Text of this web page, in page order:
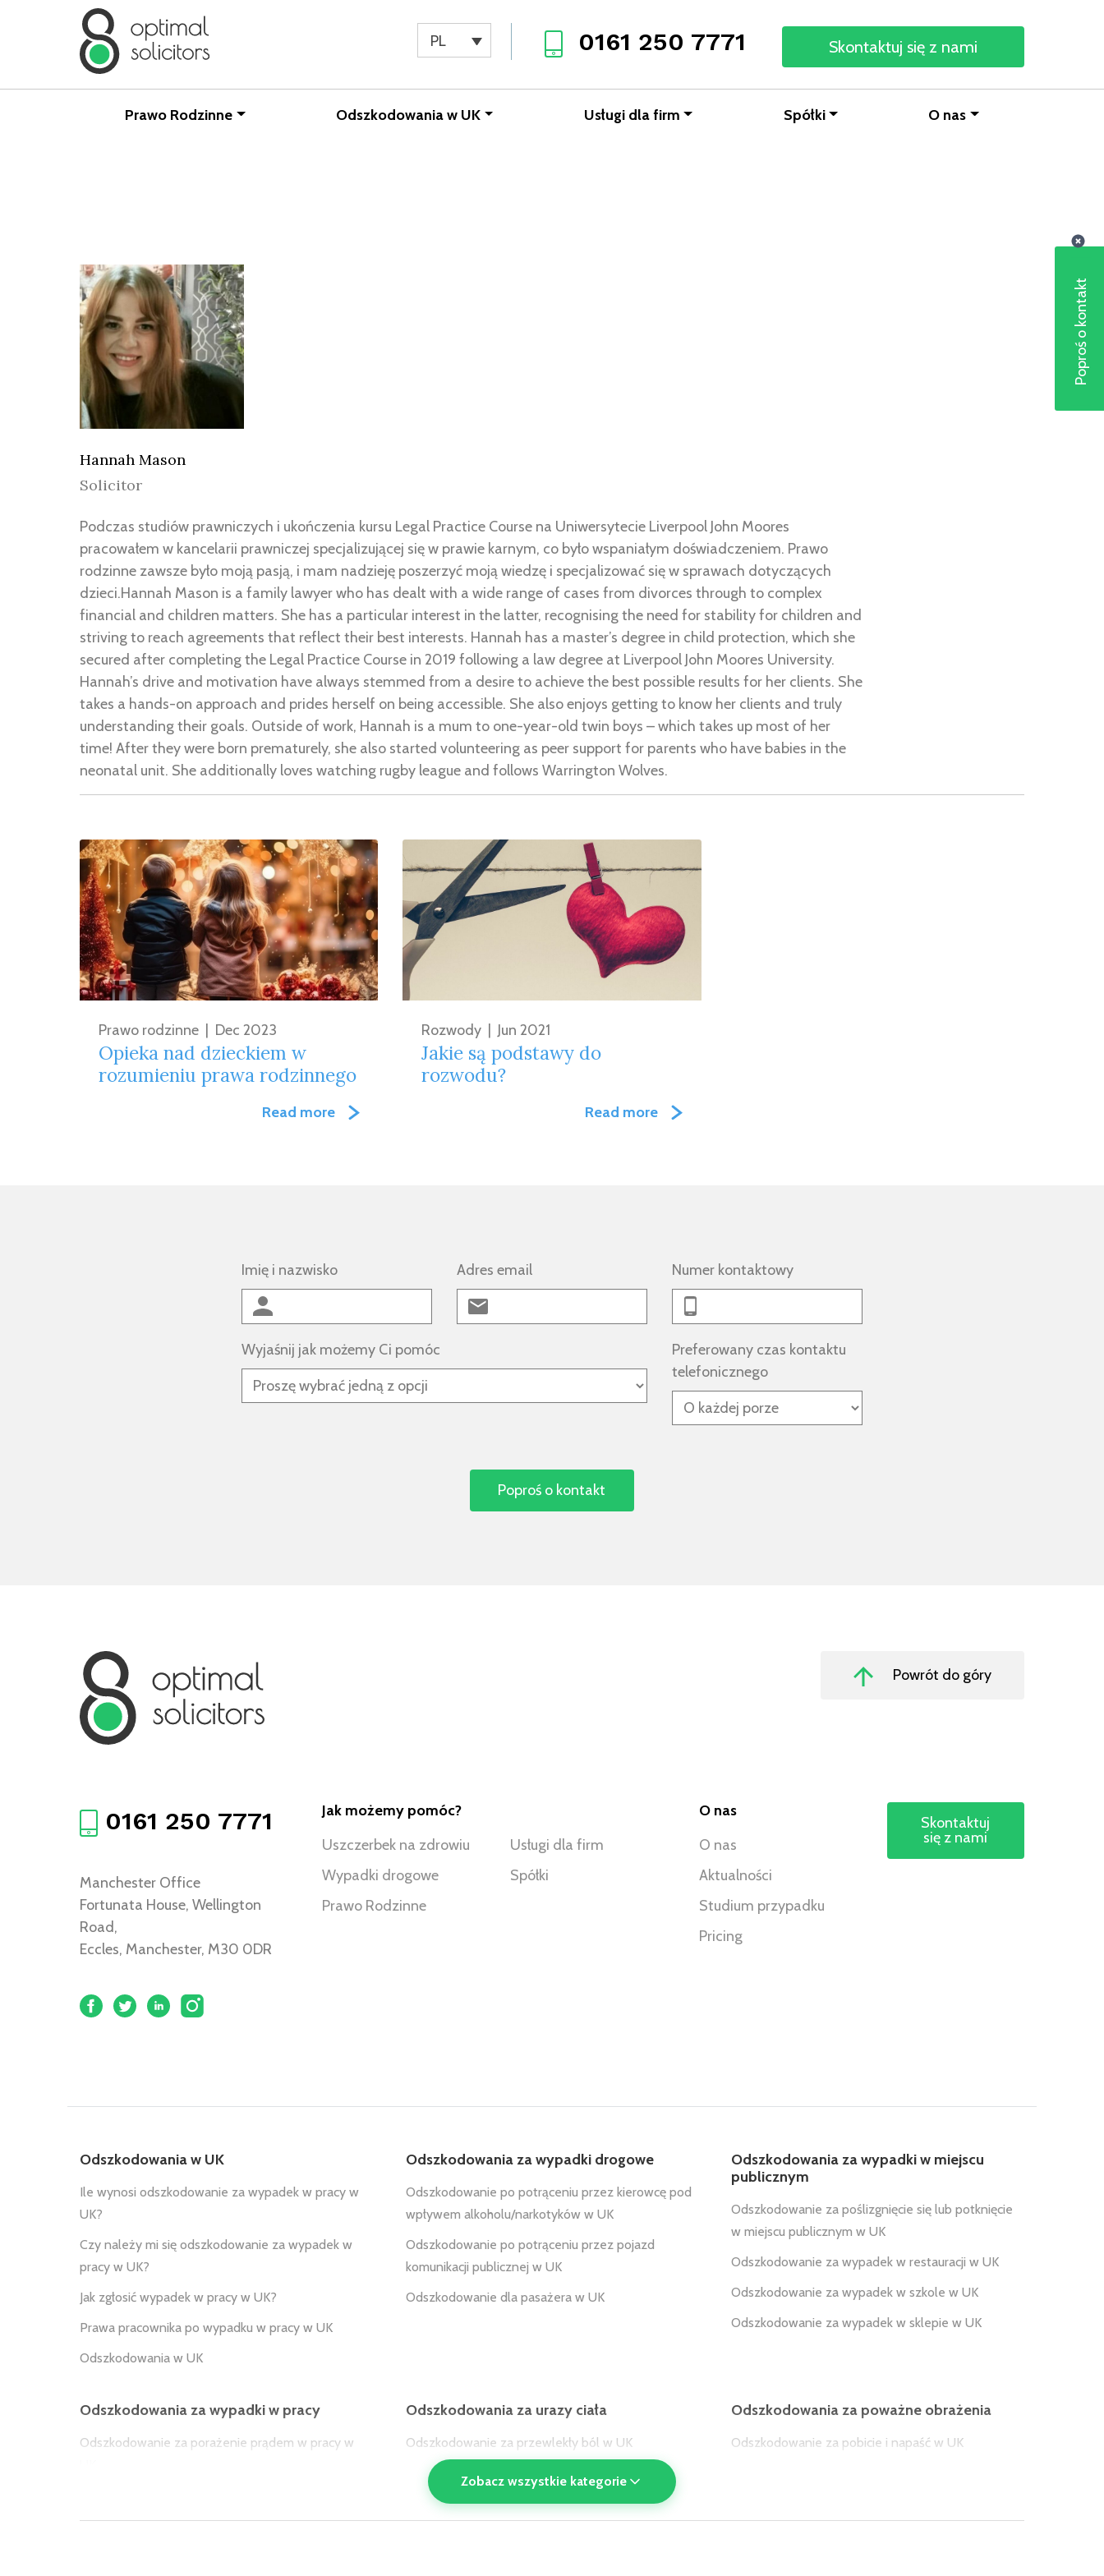
0161 250 7771 Skontaktuj się z nami
PL
Prawo Rodzinne Odszkodowania w UK Usługi dla firm Spółki O nas
Hannah Mason
Solicitor
Podczas studiów prawniczych i ukończenia kursu Legal Practice Course na Uniwersytecie Liverpool John Moores
pracowałem w kancelarii prawniczej specjalizującej się w prawie karnym, co było wspaniałym doświadczeniem. Prawo
rodzinne zawsze było moją pasją, i mam nadzieję poszerzyć moją wiedzę i specjalizować się w sprawach dotyczących
dzieci.Hannah Mason is a family lawyer who has dealt with a wide range of cases from divorces through to complex
financial and children matters. She has a particular interest in the latter, recognising the need for stability for children and
striving to reach agreements that reflect their best interests. Hannah has a master’s degree in child protection, which she
secured after completing the Legal Practice Course in 2019 following a law degree at Liverpool John Moores University.
Hannah’s drive and motivation have always stemmed from a desire to achieve the best possible results for her clients. She
takes a hands-on approach and prides herself on being accessible. She also enjoys getting to know her clients and truly
understanding their goals. Outside of work, Hannah is a mum to one-year-old twin boys – which takes up most of her
time! After they were born prematurely, she also started volunteering as peer support for parents who have babies in the
neonatal unit. She additionally loves watching rugby league and follows Warrington Wolves.
Prawo rodzinne| Dec 2023
Opieka nad dzieckiem w
rozumieniu prawa rodzinnego
Read more
Rozwody| Jun 2021
Jakie są podstawy do
rozwodu?
Read more
Imię i nazwisko Adres email Numer kontaktowy
Wyjaśnij jak możemy Ci pomóc
Preferowany czas kontaktu
telefonicznego
Powrót do góry
0161 250 7771
Manchester Office
Fortunata House, Wellington
Road,
Eccles, Manchester, M30 0DR
Jak możemy pomóc?
Uszczerbek na zdrowiu
Wypadki drogowe
Prawo Rodzinne
Usługi dla firm
Spółki
O nas
O nas
Aktualności
Studium przypadku
Pricing
Skontaktuj
się z nami
Odszkodowania w UK
Ile wynosi odszkodowanie za wypadek w pracy w
UK?
Czy należy mi się odszkodowanie za wypadek w
pracy w UK?
Jak zgłosić wypadek w pracy w UK?
Prawa pracownika po wypadku w pracy w UK
Odszkodowania w UK
Odszkodowania za wypadki drogowe
Odszkodowanie po potrąceniu przez kierowcę pod
wpływem alkoholu/narkotyków w UK
Odszkodowanie po potrąceniu przez pojazd
komunikacji publicznej w UK
Odszkodowanie dla pasażera w UK
Odszkodowania za wypadki w miejscu
publicznym
Odszkodowanie za poślizgnięcie się lub potknięcie
w miejscu publicznym w UK
Odszkodowanie za wypadek w restauracji w UK
Odszkodowanie za wypadek w szkole w UK
Odszkodowanie za wypadek w sklepie w UK
Odszkodowania za wypadki w pracy
Odszkodowanie za porażenie prądem w pracy w
UK
Odszkodowania za urazy ciała
Odszkodowanie za przewlekły ból w UK
Odszkodowanie za amputację w UK
Odszkodowanie za poparzenia w UK
Odszkodowania za poważne obrażenia
Odszkodowanie za pobicie i napaść w UK
w UK
Zobacz wszystkie kategorie
Poproś o kontakt